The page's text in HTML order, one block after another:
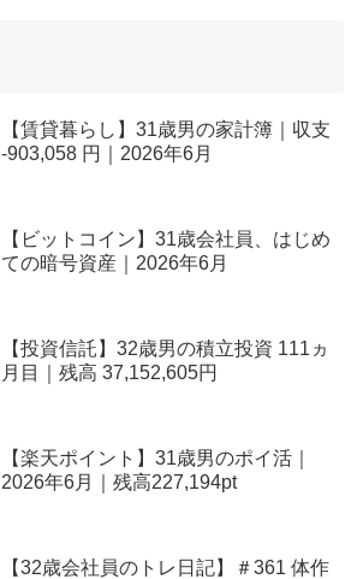
【賃貸暮らし】31歳男の家計簿｜収支
-903,058 円｜2026年6月
【ビットコイン】31歳会社員、はじめ
ての暗号資産｜2026年6月
【投資信託】32歳男の積立投資 111ヵ
月目｜残高 37,152,605円
【楽天ポイント】31歳男のポイ活｜
2026年6月｜残高227,194pt
【32歳会社員のトレ日記】＃361 体作